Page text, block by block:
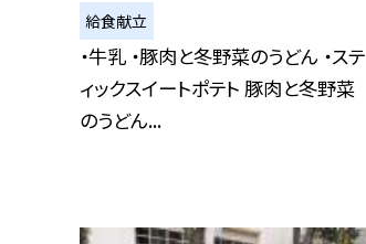
給食献立
・牛乳 ・豚肉と冬野菜のうどん ・ステ
ィックスイートポテト 豚肉と冬野菜
のうどん...